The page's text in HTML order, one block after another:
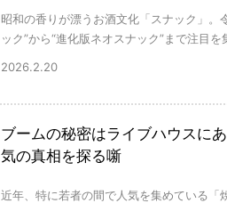
昭和の香りが漂うお酒文化「スナック」。
ック”から“進化版ネオスナック”まで注目
2026.2.20
ブームの秘密はライブハウスに
気の真相を探る噺
近年、特に若者の間で人気を集めている「